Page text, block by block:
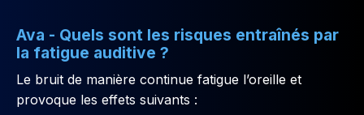
Ava - Quels sont les risques entraînés par
la fatigue auditive ?
Le bruit de manière continue fatigue l’oreille et
provoque les effets suivants :